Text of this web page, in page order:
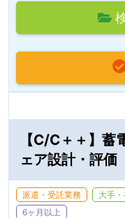
【C/C＋＋】蓄
ェア設計・評価
派遣・受託業務 大手
6ヶ月以上